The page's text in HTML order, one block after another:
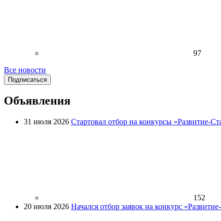
97
Все новости
Подписаться
Объявления
31 июля 2026 Стартовал отбор на конкурсы «Развитие-
152
20 июля 2026 Начался отбор заявок на конкурс